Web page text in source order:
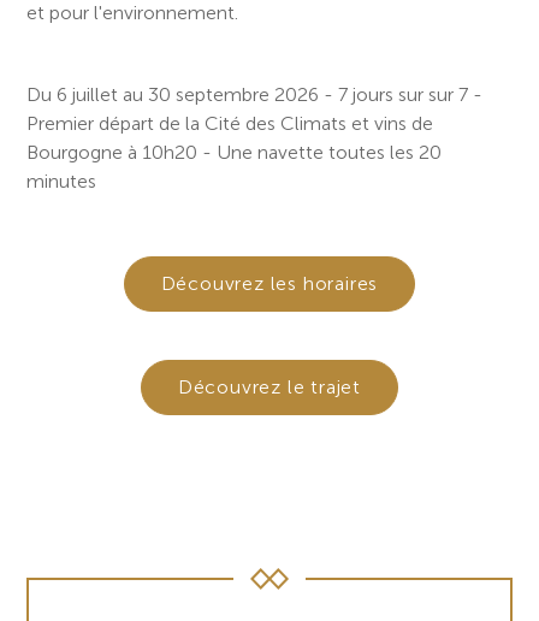
et pour l'environnement.
Du 6 juillet au 30 septembre 2026 - 7 jours sur sur 7 -
Premier départ de la Cité des Climats et vins de
Bourgogne à 10h20 - Une navette toutes les 20
minutes
Découvrez les horaires
Découvrez le trajet